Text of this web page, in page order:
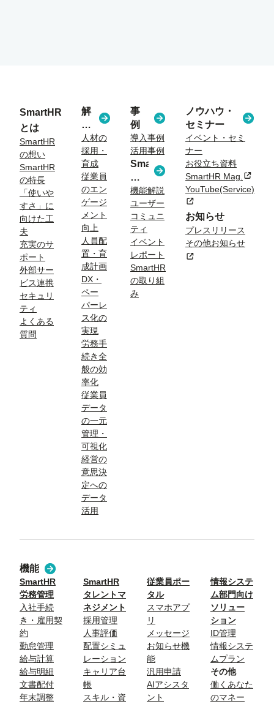
SmartHR
とは
SmartHR
の想い
SmartHR
の特長
「使いや
すさ」に
向けた工
夫
充実のサ
ポート
外部サー
ビス連携
セキュリ
ティ
よくある
質問
解
決
す
る
課
題
人材の
採用・
育成
従業員
のエン
ゲージ
メント
向上
人員配
置・育
成計画
DX・
ペー
パーレ
ス化の
実現
労務手
続き全
般の効
率化
従業員
データ
の一元
管理・
可視化
経営の
意思決
定への
データ
活用
事
例
導入事例
活用事例
SmartHR
コ
ラ
ム
機能解説
ユーザー
コミュニ
ティ
イベント
レポート
SmartHR
の取り組
み
ノウハウ・
セミナー
イベント・セミ
ナー
お役立ち資料
SmartHR Mag. 新規タ
YouTube(Service)
新規タブまたはウィン
お知らせ
プレスリリース
その他お知らせ
新規タブまたはウィン
機能
SmartHR
労務管理
入社手続
き・雇用契
約
勤怠管理
給与計算
給与明細
文書配付
年末調整
SmartHR
タレントマ
ネジメント
採用管理
人事評価
配置シミュ
レーション
キャリア台
帳
スキル・資
従業員ポー
タル
スマホアプ
リ
メッセージ
お知らせ機
能
汎用申請
AIアシスタ
ント
情報システ
ム部門向け
ソリュー
ション
ID管理
情報システ
ムプラン
その他
働くあなた
のマネー